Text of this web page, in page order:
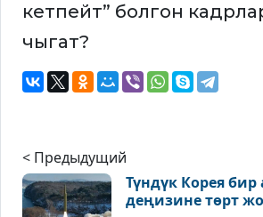
кетпейт” болгон
чыгат?
< Предыдущий
Түндүк Корея
деңизине төрт